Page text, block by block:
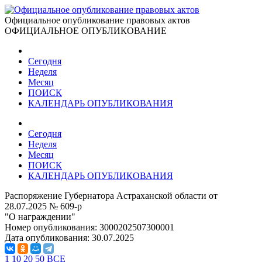
Официальное опубликование правовых актов
ОФИЦИАЛЬНОЕ ОПУБЛИКОВАНИЕ
Сегодня
Неделя
Месяц
ПОИСК
КАЛЕНДАРЬ ОПУБЛИКОВАНИЯ
Сегодня
Неделя
Месяц
ПОИСК
КАЛЕНДАРЬ ОПУБЛИКОВАНИЯ
Распоряжение Губернатора Астраханской области от
28.07.2025 № 609-р
"О награждении"
Номер опубликования: 3000202507300001
Дата опубликования: 30.07.2025
1 10 20 50 ВСЕ